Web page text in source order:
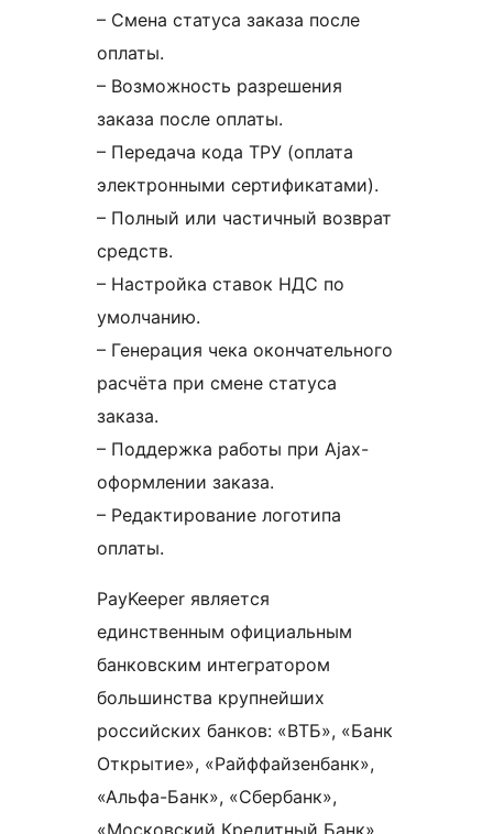
– Смена статуса заказа после
оплаты.
– Возможность разрешения
заказа после оплаты.
– Передача кода ТРУ (оплата
электронными сертификатами).
– Полный или частичный возврат
средств.
– Настройка ставок НДС по
умолчанию.
– Генерация чека окончательного
расчёта при смене статуса
заказа.
– Поддержка работы при Ajax-
оформлении заказа.
– Редактирование логотипа
оплаты.
PayKeeper является
единственным официальным
банковским интегратором
большинства крупнейших
российских банков: «ВТБ», «Банк
Открытие», «Райффайзенбанк»,
«Альфа-Банк», «Сбербанк»,